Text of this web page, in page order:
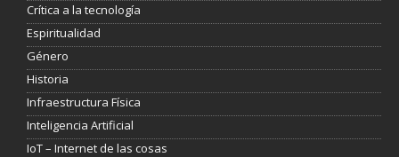
Crítica a la tecnología
Espiritualidad
Género
Historia
Infraestructura Física
Inteligencia Artificial
IoT – Internet de las cosas